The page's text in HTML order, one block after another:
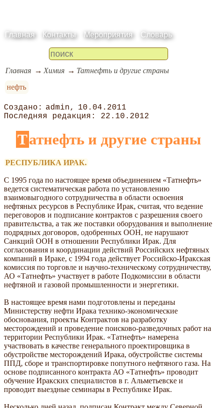
Главная Контакты Мероприятия Словарь
Главная Химия
Татнефть и другие страны
нефть
admin
10.04.2011
22.10.2012
Татнефть и другие страны
РЕСПУБЛИКА ИРАК.
С 1995 года по настоящее время объединением «Татнефть»
ведется систематическая работа по установлению
взаимовыгодного сотрудничества в области освоения
нефтяных ресурсов в Республике Ирак, считая, что ведение
переговоров и подписание контрактов с разрешения своего
правительства, а так же поставки оборудования и выполнение
подрядных договоров, одобренных ООН, не нарушают
Санкций ООН в отношении Республики Ирак. Для
согласования и координации действий Российских нефтяных
компаний в Ираке, с 1994 года действует Российско-Иракская
комиссия по торговле и научно-техническому сотрудничеству,
АО «Татнефть» участвует в работе Подкомиссии в области
нефтяной и газовой промышленности и энергетики.
В настоящее время нами подготовлены и переданы
Министерству нефти Ирака технико-экономические
обоснования, проекты Контрактов на разработку
месторождений и проведение поисково-разведочных работ на
территории Республики Ирак. «Татнефть» намерена
участвовать в качестве генерального проектировщика в
обустройстве месторождений Ирака, обустройстве системы
ППД, сборе и транспортировке попутного нефтяного газа. На
основе подписанного контракта АО «Татнефть» проводит
обучение Иракских специалистов в г. Альметьевске и
проводит выездные семинары в Республике Ирак.